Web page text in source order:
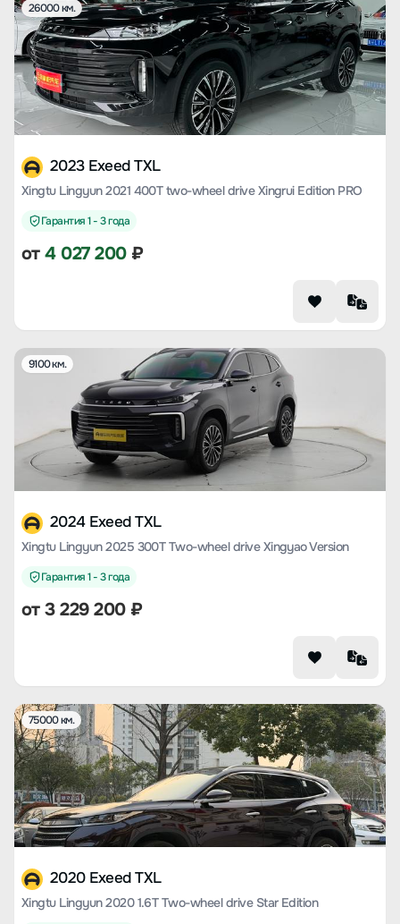
26000 км.
2023 Exeed TXL
Xingtu Lingyun 2021 400T two-wheel drive Xingrui Edition PRO
Гарантия 1 - 3 года
от4 027 200₽
9100 км.
2024 Exeed TXL
Xingtu Lingyun 2025 300T Two-wheel drive Xingyao Version
Гарантия 1 - 3 года
от3 229 200₽
75000 км.
2020 Exeed TXL
Xingtu Lingyun 2020 1.6T Two-wheel drive Star Edition